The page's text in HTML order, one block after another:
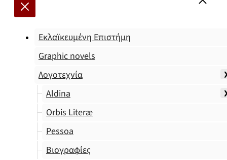
Εκλαϊκευμένη Επιστήμη
Graphic novels
Λογοτεχνία
Aldina
Orbis Literæ
Pessoa
Βιογραφίες